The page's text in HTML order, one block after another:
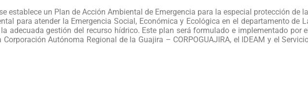
establece un Plan de Acción Ambiental de Emergencia para la especial protección de
para atender la Emergencia Social, Económica y Ecológica en el departamento de
adecuada gestión del recurso hídrico. Este plan será formulado e implementado por
Autónoma Regional de la Guajira – CORPOGUAJIRA, el IDEAM y el